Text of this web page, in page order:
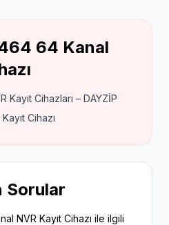
64 Kanal
Kayıt Cihazları – DAYZİP
Cihazı
Sorular
NVR Kayıt Cihazı ile ilgili